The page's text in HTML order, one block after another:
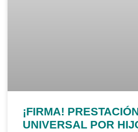
¡FIRMA!
UNIVERSAL POR